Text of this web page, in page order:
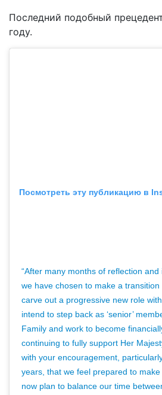
Последний подобный
году.
Посмотреть эту публикацию в
“After many months of reflection
we have chosen to make a
carve out a progressive new role
intend to step back as ‘senior’
Family and work to become
continuing to fully support Her
with your encouragement,
years, that we feel prepared to
now plan to balance our time